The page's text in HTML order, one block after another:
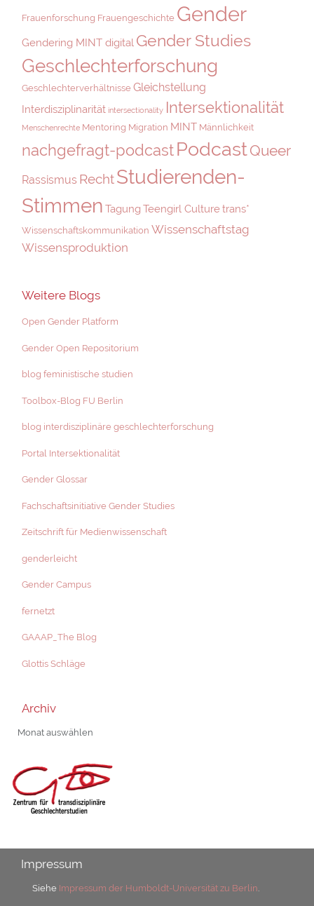
Frauenforschung Frauengeschichte Gender
Gendering MINT digital Gender Studies
Geschlechterforschung
Geschlechterverhältnisse Gleichstellung
Interdisziplinarität intersectionality Intersektionalität
Menschenrechte Mentoring Migration MINT Männlichkeit
nachgefragt-podcastPodcastQueer
Rassismus RechtStudierenden-
Stimmen Tagung Teengirl Culturetrans*
Wissenschaftskommunikation Wissenschaftstag
Wissensproduktion
Weitere Blogs
Open Gender Platform
Gender Open Repositorium
blog feministische studien
Toolbox-Blog FU Berlin
blog interdisziplinäre geschlechterforschung
Portal Intersektionalität
Gender Glossar
Fachschaftsinitiative Gender Studies
Zeitschrift für Medienwissenschaft
genderleicht
Gender Campus
fernetzt
GAAAP_The Blog
Glottis Schläge
Archiv
Archiv
Impressum
Siehe Impressum der Humboldt-Universität zu Berlin.